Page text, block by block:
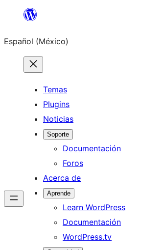
Saltar
contenido
Español (México)
Temas
Plugins
Noticias
Soporte
Documentación
Foros
Acerca de
Aprende
Learn WordPress
Documentación
WordPress.tv